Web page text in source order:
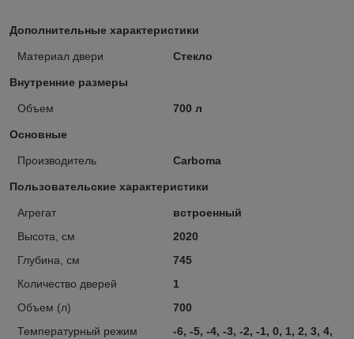
Дополнительные характеристики
Материал двери Стекло
Внутренние размеры
Объем 700 л
Основные
Производитель Carboma
Пользовательские характеристики
Агрегат
встроенный
Высота, см
2020
Глубина, см
745
Количество дверей
1
Объем (л)
700
Температурный режим
-6, -5, -4, -3, -2, -1, 0, 1, 2, 3, 4,